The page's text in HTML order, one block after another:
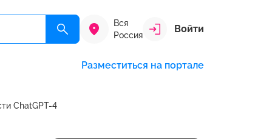
Вся
Россия
Войти
Разместиться на портале
ChatGPT-4